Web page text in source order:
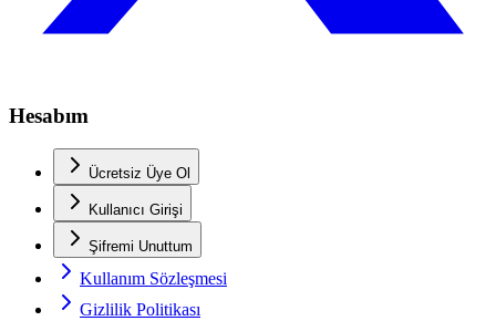
Hesabım
Ücretsiz Üye Ol
Kullanıcı Girişi
Şifremi Unuttum
Kullanım Sözleşmesi
Gizlilik Politikası